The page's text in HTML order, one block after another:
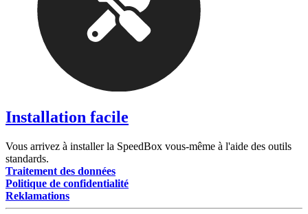
Installation facile
Vous arrivez à installer la SpeedBox vous-même à l'aide des outils
standards.
Traitement des données
Politique de confidentialité
Reklamations